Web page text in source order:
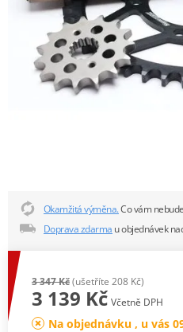
Okamžitá výměna.Co vám
Doprava zdarma u objednávek
3 347 Kč(ušetříte 208 Kč)
3 139 Kč Včetně DPH
Na objednávku , u vás